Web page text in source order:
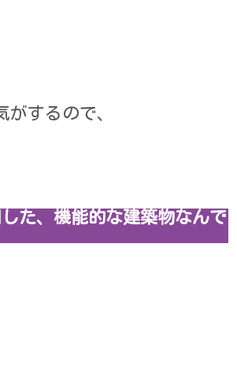
するので、
た、機能的な建築物なんで